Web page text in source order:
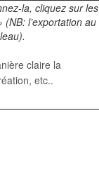
la, cliquez sur les
l’exportation au
claire la
etc..